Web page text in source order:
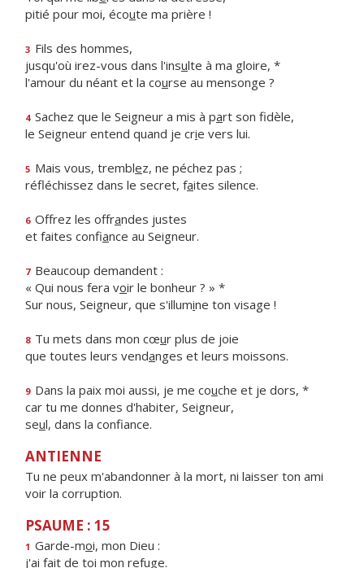
pitié pour moi, écoute ma prière !
3 Fils des hommes,
jusqu'où irez-vous dans l'insulte à ma gloire, *
l'amour du néant et la course au mensonge ?
4 Sachez que le Seigneur a mis à part son fidèle,
le Seigneur entend quand je crie vers lui.
5 Mais vous, tremblez, ne péchez pas ;
réfléchissez dans le secret, faites silence.
6 Offrez les offrandes justes
et faites confiance au Seigneur.
7 Beaucoup demandent :
« Qui nous fera voir le bonheur ? » *
Sur nous, Seigneur, que s'illumine ton visage !
8 Tu mets dans mon cœur plus de joie
que toutes leurs vendanges et leurs moissons.
9 Dans la paix moi aussi, je me couche et je dors, *
car tu me donnes d'habiter, Seigneur,
seul, dans la confiance.
ANTIENNE
Tu ne peux m'abandonner à la mort, ni laisser ton ami
voir la corruption.
PSAUME : 15
1 Garde-moi, mon Dieu :
j'ai fait de toi mon refuge.